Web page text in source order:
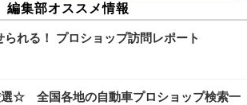
編集部オススメ情報
られる！ プロショップ訪問レポート
☆ 全国各地の自動車プロショップ検索一